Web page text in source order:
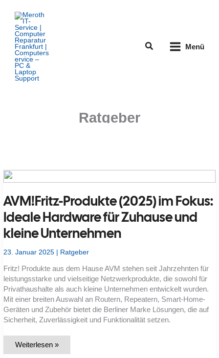
Inhalt
springen
Suchen Menü
Ratgeber
AVM!Fritz-Produkte (2025) im Fokus:
Ideale Hardware für Zuhause und
kleine Unternehmen
23. Januar 2025 Ratgeber
Fritz! Produkte aus dem Hause AVM stehen seit Jahrzehnten für
leistungsstarke und vielseitige Netzwerkprodukte, die sowohl für
Privathaushalte als auch kleine Unternehmen entwickelt wurden.
Mit einer breiten Auswahl an Routern, Repeatern, Smart-Home-
Geräten und Zubehör bietet die Berliner Marke Lösungen, die auf
Sicherheit, Zuverlässigkeit und Funktionalität setzen.
AVM!Fritz-
Weiterlesen »